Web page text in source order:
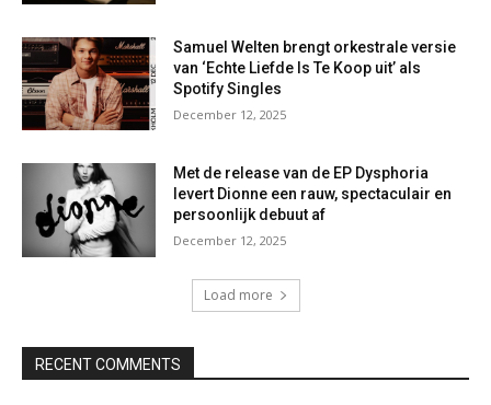
Samuel Welten brengt orkestrale versie
van ‘Echte Liefde Is Te Koop uit’ als
Spotify Singles
December 12, 2025
Met de release van de EP Dysphoria
levert Dionne een rauw, spectaculair en
persoonlijk debuut af
December 12, 2025
Load more
RECENT COMMENTS